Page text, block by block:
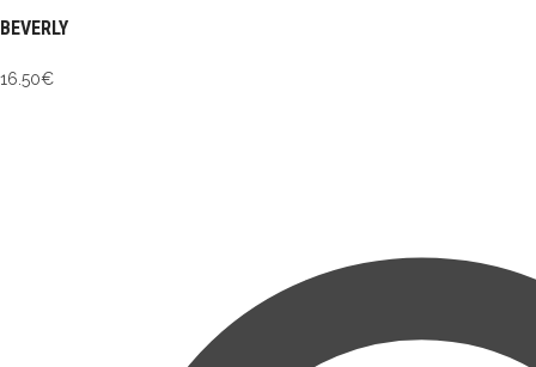
BEVERLY
16.50€